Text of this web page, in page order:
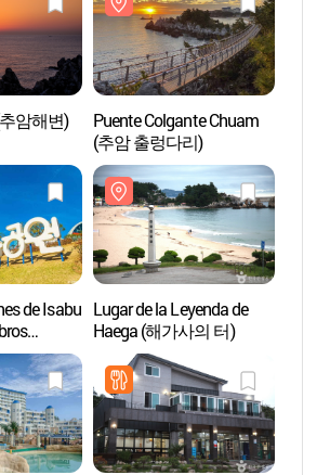
암해변)
Puente Colgante Chuam
(추암 출렁다리)
de Isabu
&그림책
Lugar de la Leyenda de
Haega (해가사의 터)